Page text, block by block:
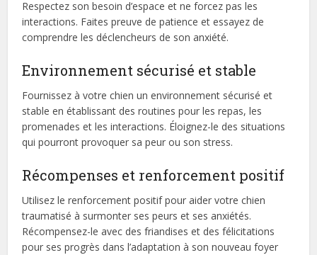
Respectez son besoin d’espace et ne forcez pas les
interactions. Faites preuve de patience et essayez de
comprendre les déclencheurs de son anxiété.
Environnement sécurisé et stable
Fournissez à votre chien un environnement sécurisé et
stable en établissant des routines pour les repas, les
promenades et les interactions. Éloignez-le des situations
qui pourront provoquer sa peur ou son stress.
Récompenses et renforcement positif
Utilisez le renforcement positif pour aider votre chien
traumatisé à surmonter ses peurs et ses anxiétés.
Récompensez-le avec des friandises et des félicitations
pour ses progrès dans l’adaptation à son nouveau foyer